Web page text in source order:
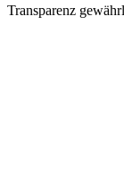
Transparenz